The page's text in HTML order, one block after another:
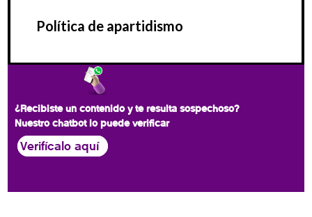
Política de apartidismo
¿Recibiste un contenido y te resulta sospechoso?
Nuestro chatbot lo puede verificar
Verifícalo aquí